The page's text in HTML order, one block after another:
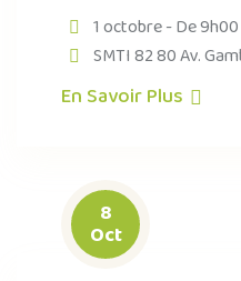
1 octobre - De
SMTI 82 80 Av.
En Savoir Plus
8
Oct